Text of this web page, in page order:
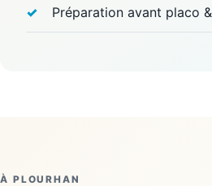
Préparation avant placo
À PLOURHAN